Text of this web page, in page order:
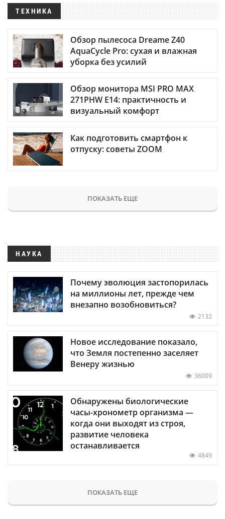
ТЕХНИКА
Обзор пылесоса Dreame Z40
AquaCycle Pro: сухая и влажная
уборка без усилий
Обзор монитора MSI PRO MAX
271PHW E14: практичность и
визуальный комфорт
Как подготовить смартфон к
отпуску: советы ZOOM
ПОКАЗАТЬ ЕЩЕ
НАУКА
Почему эволюция застопорилась
на миллионы лет, прежде чем
внезапно возобновиться?
2132
Новое исследование показало,
что Земля постепенно заселяет
Венеру жизнью
36009
Обнаружены биологические
часы-хронометр организма —
когда они выходят из строя,
развитие человека
останавливается
4849
ПОКАЗАТЬ ЕЩЕ